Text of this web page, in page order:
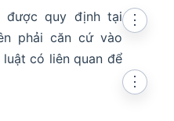
được quy định tại
phải căn cứ vào
có liên quan để
⋮
⋮